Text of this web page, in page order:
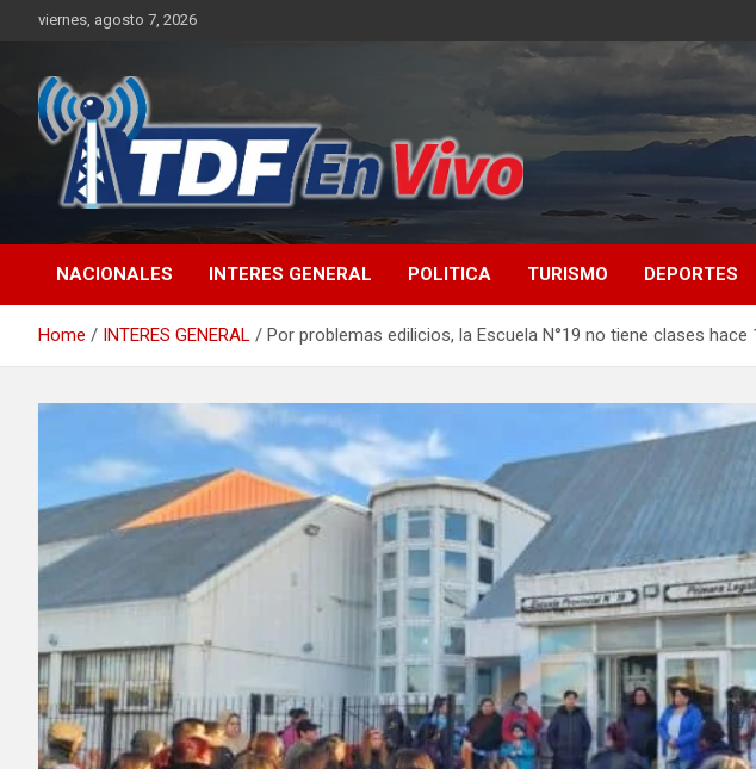
viernes, agosto 7, 2026
NACIONALES INTERES GENERAL POLITICA TURISMO DEPORTES
Home INTERES GENERAL Por problemas edilicios, la Escuela N°19 no tiene clases